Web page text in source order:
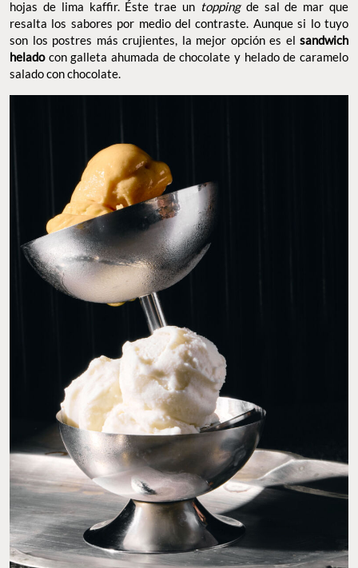
hojas de lima kaffir. Éste trae un topping de sal de mar que
resalta los sabores por medio del contraste. Aunque si lo tuyo
son los postres más crujientes, la mejor opción es el sandwich
heladocon galleta ahumada de chocolate y helado de caramelo
salado con chocolate.